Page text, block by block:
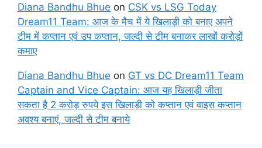
Diana Bandhu Bhue on CSK vs LSG Today
Dream11 Team: आज के मैच में ये खिलाड़ी को बनाए अपने
टीम में कप्तान एवं उप कप्तान, जल्दी से टीम बनाकर लाखों करोड़ों
कमाए
Diana Bandhu Bhue on GT vs DC Dream11 Team
Captain and Vice Captain: आज यह खिलाड़ी जीता
सकता है 2 करोड़ रुपये इस खिलाड़ी को कप्तान एवं वाइस कप्तान
अवश्य बनाएं, जल्दी से टीम बनाये